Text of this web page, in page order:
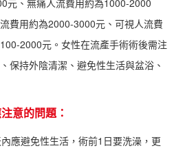
元、無痛人流費用約為1000-2000
費用約為2000-3000元、可視人流費
2000元。女性在流產手術術後需注
保持外陰清潔、避免性生活與盆浴、
意的問題：
內應避免性生活，術前1日要洗澡，更